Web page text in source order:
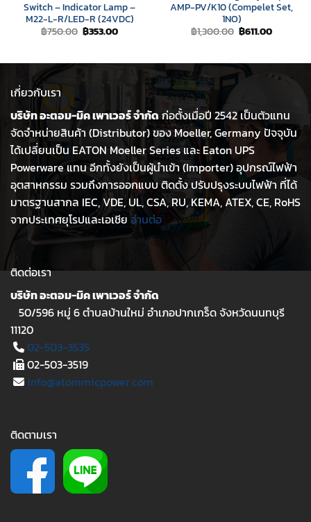
Switch – Indicator Lamp –
M22-L-R/LED-R (24VDC)
฿750.00 Original
price
฿353.00Current
AMP-PV/K10 (Compelet Set,
1NO)
฿1,300.00 Original
price
฿611.00Current
เกี่ยวกับเรา
บริษัท อะตอม-มิค เพาเวอร์ จำกัดก่อตั้งเมื่อปี 2542 เป็นตัวแทน
จัดจำหน่ายสินค้า (Distributor) ของ Moeller, Germany ปัจจุบัน
ได้เปลี่ยนเป็น EATON Moeller Series และ Eaton UPS
Powerware แทน อีกทั้งยังเป็นผู้นำเข้า (Importer) อุปกรณ์ไฟฟ้า
อุตสาหกรรม รวมถึงการออกแบบ ติดตั้ง ปรับปรุงระบบไฟฟ้า ที่ได้
มาตรฐานสากล IEC, VDE, UL, CSA, RU, KEMA, ATEX, CE, RoHS
จากประเทศยุโรปและเอเชียอ่านต่อ
ติดต่อเรา
บริษัท อะตอม-มิค เพาเวอร์ จำกัด
50/596 หมู่ 6 ตำบลบ้านใหม่ อำเภอปากเกร็ด จังหวัดนนทบุรี
11120
02-503-3535
02-503-3519
info@atommicpower.com
ติดตามเรา